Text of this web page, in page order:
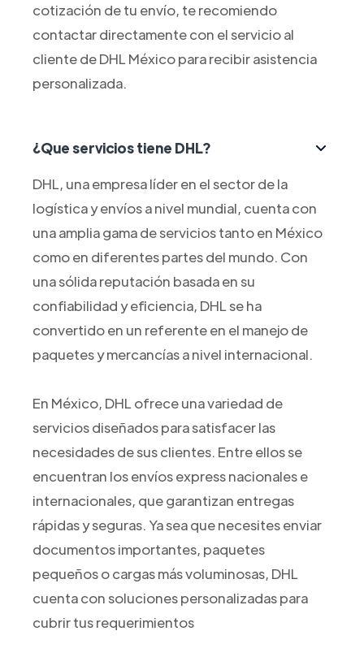
cotización de tu envío, te recomiendo
contactar directamente con el servicio al
cliente de DHL México para recibir asistencia
personalizada.
¿Que servicios tiene DHL?
DHL, una empresa líder en el sector de la
logística y envíos a nivel mundial, cuenta con
una amplia gama de servicios tanto en México
como en diferentes partes del mundo. Con
una sólida reputación basada en su
confiabilidad y eficiencia, DHL se ha
convertido en un referente en el manejo de
paquetes y mercancías a nivel internacional.
En México, DHL ofrece una variedad de
servicios diseñados para satisfacer las
necesidades de sus clientes. Entre ellos se
encuentran los envíos express nacionales e
internacionales, que garantizan entregas
rápidas y seguras. Ya sea que necesites enviar
documentos importantes, paquetes
pequeños o cargas más voluminosas, DHL
cuenta con soluciones personalizadas para
cubrir tus requerimientos